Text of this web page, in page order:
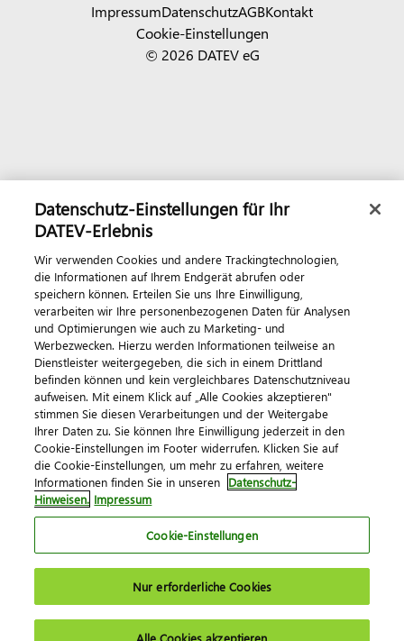
© 2026 DATEV eG
ImpressumDatenschutzAGBKontakt
Cookie-Einstellungen
Datenschutz-Einstellungen für Ihr
DATEV-Erlebnis
Wir verwenden Cookies und andere Trackingtechnologien,
die Informationen auf Ihrem Endgerät abrufen oder
speichern können. Erteilen Sie uns Ihre Einwilligung,
verarbeiten wir Ihre personenbezogenen Daten für Analysen
und Optimierungen wie auch zu Marketing- und
Werbezwecken. Hierzu werden Informationen teilweise an
Dienstleister weitergegeben, die sich in einem Drittland
befinden können und kein vergleichbares Datenschutzniveau
aufweisen. Mit einem Klick auf „Alle Cookies akzeptieren"
stimmen Sie diesen Verarbeitungen und der Weitergabe
Ihrer Daten zu. Sie können Ihre Einwilligung jederzeit in den
Cookie-Einstellungen im Footer widerrufen. Klicken Sie auf
die Cookie-Einstellungen, um mehr zu erfahren, weitere
Informationen finden Sie in unseren Datenschutz-
Hinweisen. Impressum
Cookie-Einstellungen
Nur erforderliche Cookies
Alle Cookies akzeptieren